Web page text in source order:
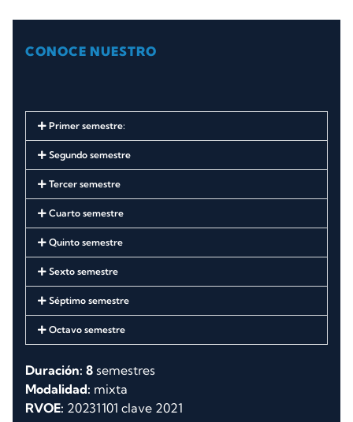
CONOCE NUESTRO
Primer semestre:
Segundo semestre
Tercer semestre
Cuarto semestre
Quinto semestre
Sexto semestre
Séptimo semestre
Octavo semestre
Duración: 8 semestres
Modalidad: mixta
RVOE: 20231101 clave 2021